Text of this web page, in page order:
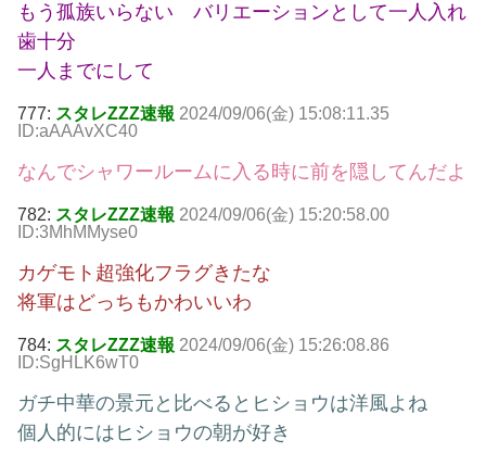
もう孤族いらない バリエーションとして一人入れ
歯十分
一人までにして
777: スタレZZZ速報 2024/09/06(金) 15:08:11.35
ID:aAAAvXC40
なんでシャワールームに入る時に前を隠してんだよ
782: スタレZZZ速報 2024/09/06(金) 15:20:58.00
ID:3MhMMyse0
カゲモト超強化フラグきたな
将軍はどっちもかわいいわ
784: スタレZZZ速報 2024/09/06(金) 15:26:08.86
ID:SgHLK6wT0
ガチ中華の景元と比べるとヒショウは洋風よね
個人的にはヒショウの朝が好き